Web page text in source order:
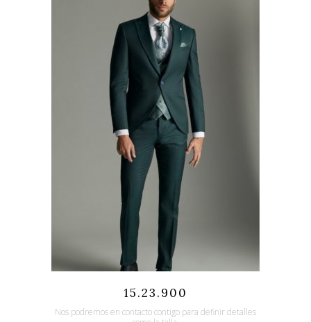
15.23.900
Nos podremos en contacto contigo para definir detalles